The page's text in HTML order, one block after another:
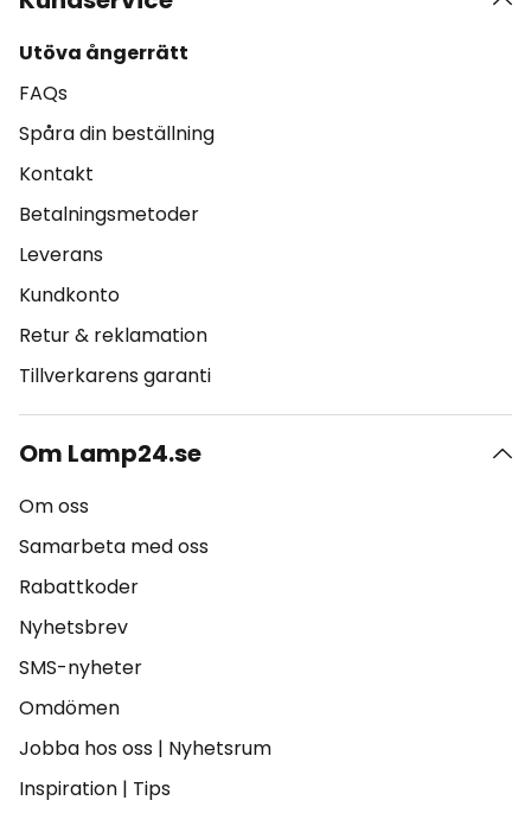
Utöva ångerrätt
FAQs
Spåra din beställning
Kontakt
Betalningsmetoder
Leverans
Kundkonto
Retur & reklamation
Tillverkarens garanti
Om Lamp24.se
Om oss
Samarbeta med oss
Rabattkoder
Nyhetsbrev
SMS-nyheter
Omdömen
Jobba hos oss | Nyhetsrum
Inspiration | Tips